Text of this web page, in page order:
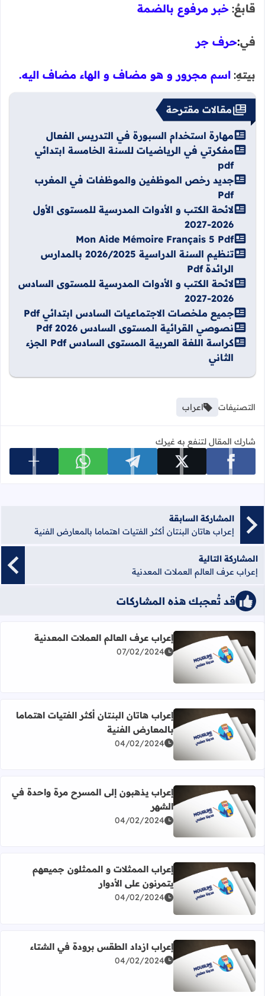
قابعٌ: خبر مرفوع بالضمة
في:حرف جر
بيتهِ: اسم مجرور و هو مضاف و الهاء مضاف اليه.
مقالات مقترحة
مهارة استخدام السبورة في التدريس الفعال
مفكرتي في الرياضيات للسنة الخامسة ابتدائي
pdf
جديد رخص الموظفين والموظفات في المغرب
Pdf
لائحة الكتب و الأدوات المدرسية للمستوى الأول
2026-2027
Mon Aide Mémoire Français 5 Pdf
تنظيم السنة الدراسية 2026/2025 بالمدارس
الرائدة Pdf
لائحة الكتب و الأدوات المدرسية للمستوى السادس
2026-2027
جميع ملخصات الاجتماعيات السادس ابتدائي Pdf
نصوصي القرائية المستوى السادس 2026 Pdf
كراسة اللغة العربية المستوى السادس Pdf الجزء
الثاني
التصنيفات اعراب
شارك المقال لتنفع به غيرك
شارك على facebook شارك على x شارك على telegram شارك على whatsapp عرض
المشاركة السابقة
إعراب هاتان البنتان أكثر الفتيات اهتماما بالمعارض الفنية
المشاركة التالية
إعراب عرف العالم العملات المعدنية
قد تُعجبك هذه المشاركات
اقرأ المزيد عن إعراب عرف العالم العملات المعدنية
إعراب عرف العالم العملات المعدنية
07/02/2024
اقرأ المزيد عن إعراب هاتان البنتان أكثر الفتيات اهتماما
إعراب هاتان البنتان أكثر الفتيات اهتماما
بالمعارض الفنية
04/02/2024
اقرأ المزيد عن إعراب يذهبون إلى المسرح مرة واحدة في
إعراب يذهبون إلى المسرح مرة واحدة في
الشهر
04/02/2024
اقرأ المزيد عن إعراب الممثلات و الممثلون جميعهم يتمرنون
إعراب الممثلات و الممثلون جميعهم
يتمرنون على الأدوار
04/02/2024
اقرأ المزيد عن إعراب ازداد الطقس برودة في الشتاء
إعراب ازداد الطقس برودة في الشتاء
04/02/2024